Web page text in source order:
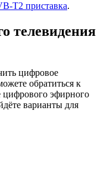
T2 приставка.
телевидения
цифровое
обратиться к
цифрового эфирного
варианты для